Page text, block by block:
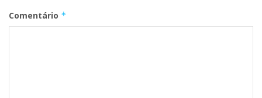
Comentário *